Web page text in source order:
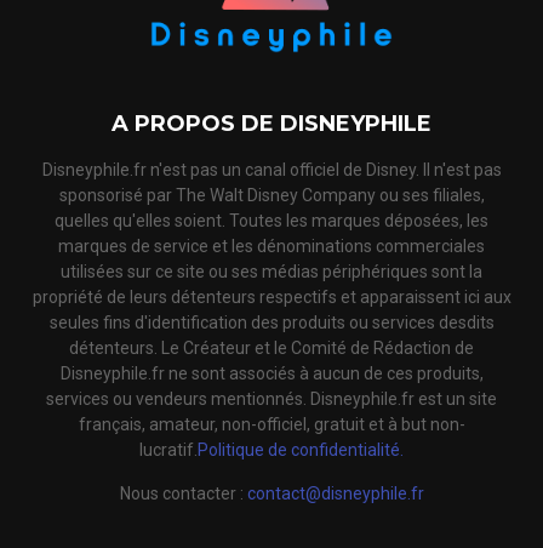
A PROPOS DE DISNEYPHILE
Disneyphile.fr n'est pas un canal officiel de Disney. Il n'est pas
sponsorisé par The Walt Disney Company ou ses filiales,
quelles qu'elles soient. Toutes les marques déposées, les
marques de service et les dénominations commerciales
utilisées sur ce site ou ses médias périphériques sont la
propriété de leurs détenteurs respectifs et apparaissent ici aux
seules fins d'identification des produits ou services desdits
détenteurs. Le Créateur et le Comité de Rédaction de
Disneyphile.fr ne sont associés à aucun de ces produits,
services ou vendeurs mentionnés. Disneyphile.fr est un site
français, amateur, non-officiel, gratuit et à but non-
lucratif. Politique de confidentialité.
Nous contacter : contact@disneyphile.fr